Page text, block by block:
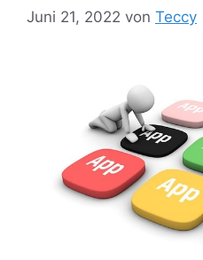
Juni 21, 2022 von Teccy